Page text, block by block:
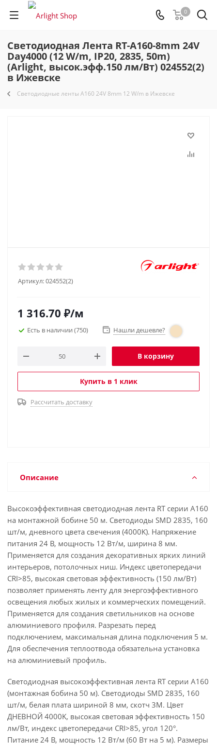
0
Светодиодная Лента RT-A160-8mm 24V
Day4000 (12 W/m, IP20, 2835, 50m)
(Arlight, высок.эфф.150 лм/Вт) 024552(2)
в Ижевске
Светодиодные ленты A160 24V 8mm 12 W/m в Ижевске
Артикул:024552(2)
1 316.70 ₽/м
Есть в наличии (750) Нашли дешевле?
В корзину
Купить в 1 клик
Рассчитать доставку
Описание
Высокоэффективная светодиодная лента RT серии A160
на монтажной бобине 50 м. Светодиоды SMD 2835, 160
шт/м, дневного цвета свечения (4000K). Напряжение
питания 24 В, мощность 12 Вт/м, ширина 8 мм.
Применяется для создания декоративных ярких линий
интерьеров, потолочных ниш. Индекс цветопередачи
CRI>85, высокая световая эффективность (150 лм/Вт)
позволяет применять ленту для энергоэффективного
освещения любых жилых и коммерческих помещений.
Применяется для создания светильников на основе
алюминиевого профиля. Разрезать перед
подключением, максимальная длина подключения 5 м.
Для обеспечения теплоотвода обязательна установка
на алюминиевый профиль.
Светодиодная высокоэффективная лента RT серии A160
(монтажная бобина 50 м). Светодиоды SMD 2835, 160
шт/м, белая плата шириной 8 мм, скотч 3M. Цвет
ДНЕВНОЙ 4000K, высокая световая эффективность 150
лм/Вт, индекс цветопередачи CRI>85, угол 120°.
Питание 24 В, мощность 12 Вт/м (60 Вт на 5 м). Размеры